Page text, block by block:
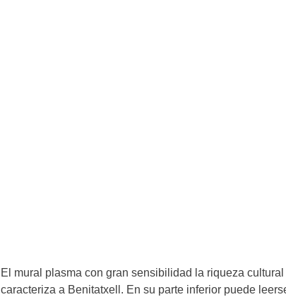
El mural plasma con gran sensibilidad la riqueza
caracteriza a Benitatxell. En su parte inferior puede